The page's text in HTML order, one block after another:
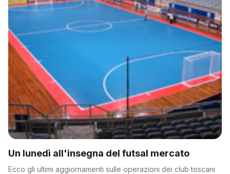
Un lunedì all'insegna del futsal mercato
Ecco gli ultimi aggiornamenti sulle operazioni dei club toscani